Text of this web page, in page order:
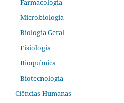
Farmacologia
Microbiologia
Biologia Geral
Fisiologia
Bioquímica
Biotecnologia
Ciências Humanas